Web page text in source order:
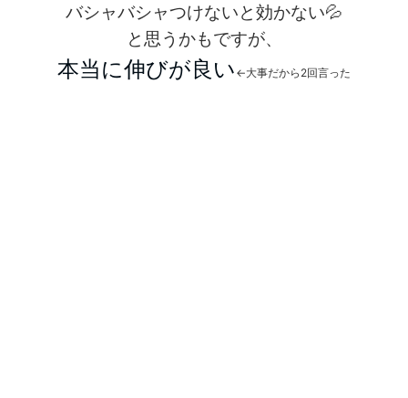
バシャバシャつけないと効かない💦
と思うかもですが、
本当に伸びが良い ←大事だから2回言った